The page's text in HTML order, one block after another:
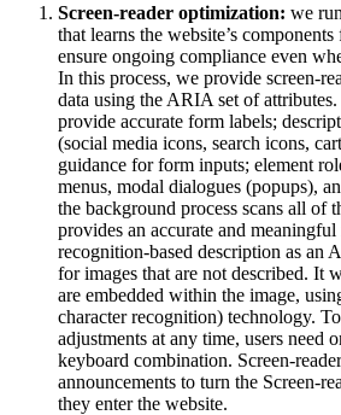
Screen-reader optimization: we
that learns the website’s
ensure ongoing compliance even
In this process, we provide screen-
data using the ARIA set of
provide accurate form labels;
(social media icons, search icons,
guidance for form inputs; element
menus, modal dialogues (popups),
the background process scans all of
provides an accurate and
recognition-based description as an
for images that are not described. It
are embedded within the image,
character recognition) technology.
adjustments at any time, users need
keyboard combination. Screen-
announcements to turn the Screen-
they enter the website.